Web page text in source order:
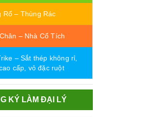
Rổ – Thùng Rác
– Nhà Cổ Tích
– Sắt thép không rỉ,
cấp, vỏ đặc ruột
KÝ LÀM ĐẠI LÝ